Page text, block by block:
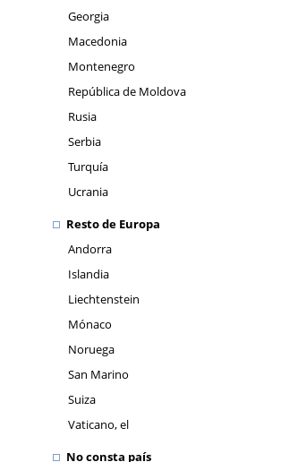
Georgia
Macedonia
Montenegro
República de Moldova
Rusia
Serbia
Turquía
Ucrania
Resto de Europa
Andorra
Islandia
Liechtenstein
Mónaco
Noruega
San Marino
Suiza
Vaticano, el
No consta país